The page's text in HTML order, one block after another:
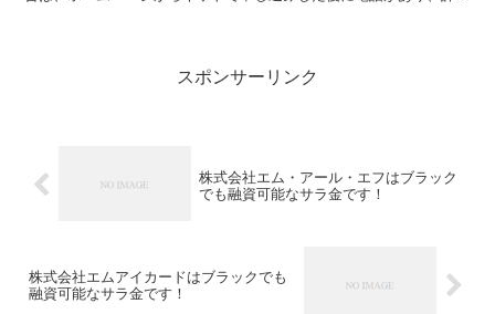
スポンサーリンク
株式会社エム・アール・エフはブラック
でも融資可能なサラ金です！
株式会社エムアイカードはブラックでも
融資可能なサラ金です！